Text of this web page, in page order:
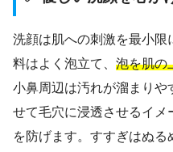
洗顔は肌への刺激を最小
料はよく泡立て、 泡を肌の
小鼻周辺は汚れが溜まり
せて毛穴に浸透させるイメ
を防げます。すすぎはぬる